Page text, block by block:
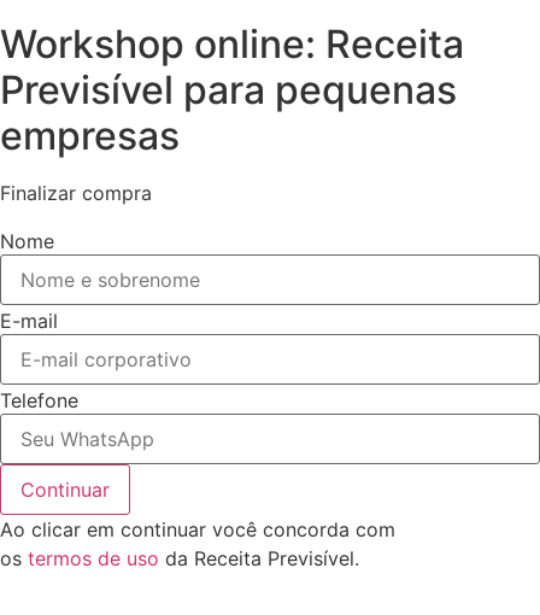
Workshop online: Receita
Previsível para pequenas
empresas
Finalizar compra
Nome
E-mail
Telefone
Continuar
Ao clicar em continuar você concorda com
os termos de uso da Receita Previsível.